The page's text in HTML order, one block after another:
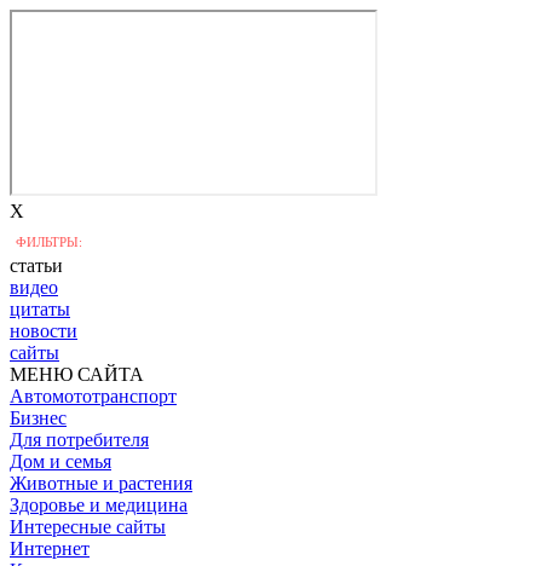
X
ФИЛЬТРЫ:
статьи
видео
цитаты
новости
сайты
МЕНЮ САЙТА
Автомототранспорт
Бизнес
Для потребителя
Дом и семья
Животные и растения
Здоровье и медицина
Интересные сайты
Интернет